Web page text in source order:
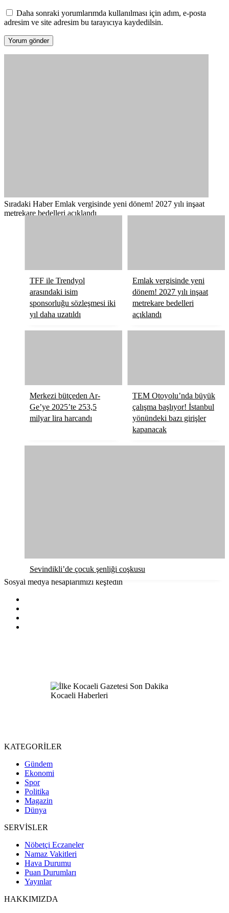
Daha sonraki yorumlarımda kullanılması için adım, e-posta
adresim ve site adresim bu tarayıcıya kaydedilsin.
Sıradaki Haber Emlak vergisinde yeni dönem! 2027 yılı inşaat
metrekare bedelleri açıklandı
TFF ile Trendyol
arasındaki isim
sponsorluğu sözleşmesi iki
yıl daha uzatıldı
Emlak vergisinde yeni
dönem! 2027 yılı inşaat
metrekare bedelleri
açıklandı
Merkezi bütçeden Ar-
Ge’ye 2025’te 253,5
milyar lira harcandı
TEM Otoyolu’nda büyük
çalışma başlıyor! İstanbul
yönündeki bazı girişler
kapanacak
Sevindikli’de çocuk şenliği coşkusu
Sosyal medya hesaplarımızı keşfedin
KATEGORİLER
Gündem
Ekonomi
Spor
Politika
Magazin
Dünya
SERVİSLER
Nöbetçi Eczaneler
Namaz Vakitleri
Hava Durumu
Puan Durumları
Yayınlar
HAKKIMIZDA